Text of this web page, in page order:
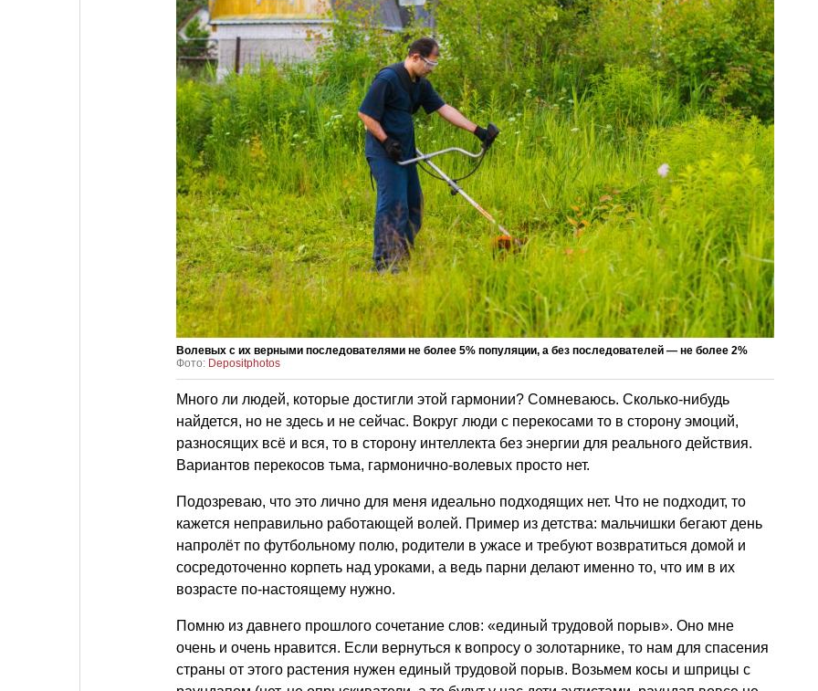
Волевых с их верными последователями не более 5% популяции, а без последователей — не более 2%
Фото: Depositphotos
Много ли людей, которые достигли этой гармонии? Сомневаюсь. Сколько-нибудь
найдется, но не здесь и не сейчас. Вокруг люди с перекосами то в сторону эмоций,
разносящих всё и вся, то в сторону интеллекта без энергии для реального действия.
Вариантов перекосов тьма, гармонично-волевых просто нет.
Подозреваю, что это лично для меня идеально подходящих нет. Что не подходит, то
кажется неправильно работающей волей. Пример из детства: мальчишки бегают день
напролёт по футбольному полю, родители в ужасе и требуют возвратиться домой и
сосредоточенно корпеть над уроками, а ведь парни делают именно то, что им в их
возрасте по-настоящему нужно.
Помню из давнего прошлого сочетание слов: «единый трудовой порыв». Оно мне
очень и очень нравится. Если вернуться к вопросу о золотарнике, то нам для спасения
страны от этого растения нужен единый трудовой порыв. Возьмем косы и шприцы с